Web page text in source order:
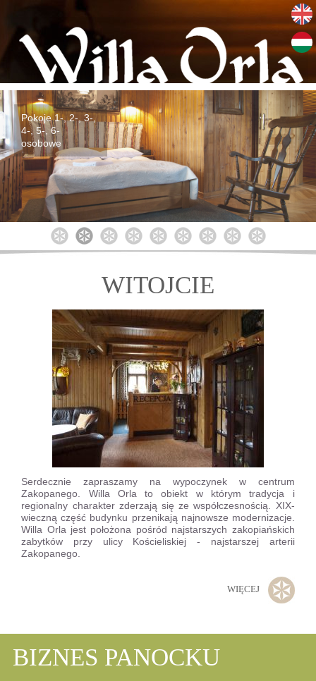
Pokoje 1-, 2-, 3-,
4-, 5-, 6-
osobowe
1 2 3 4 5 6 7 8 9
WITOJCIE
Serdecznie zapraszamy na wypoczynek w centrum
Zakopanego. Willa Orla to obiekt w którym tradycja i
regionalny charakter zderzają się ze współczesnością. XIX-
wieczną część budynku przenikają najnowsze modernizacje.
Willa Orla jest położona pośród najstarszych zakopiańskich
zabytków przy ulicy Kościeliskiej - najstarszej arterii
Zakopanego.
WIĘCEJ
BIZNES PANOCKU